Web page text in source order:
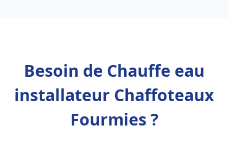
Besoin de Chauffe eau
installateur Chaffoteaux
Fourmies ?